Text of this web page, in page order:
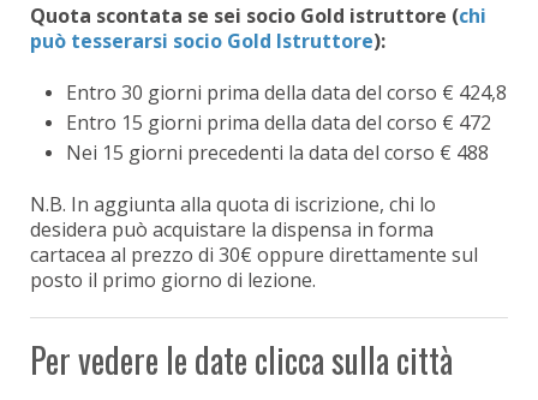
Quota scontata se sei socio Gold istruttore (chi
può tesserarsi socio Gold Istruttore):
Entro 30 giorni prima della data del corso € 424,8
Entro 15 giorni prima della data del corso € 472
Nei 15 giorni precedenti la data del corso € 488
N.B. In aggiunta alla quota di iscrizione, chi lo
desidera può acquistare la dispensa in forma
cartacea al prezzo di 30€ oppure direttamente sul
posto il primo giorno di lezione.
Per vedere le date clicca sulla città